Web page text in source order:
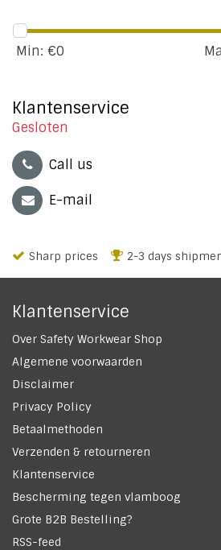
Min: €0
Klantenservice
Gesloten
Call us
E-mail
Sharp prices 2-3 days
Klantenservice
Over Safety Workwear Shop
Algemene voorwaarden
Disclaimer
Privacy Policy
Betaalmethoden
Verzenden & retourneren
Klantenservice
Bescherming tegen vlamboog
Grote B2B Bestelling?
RSS-feed